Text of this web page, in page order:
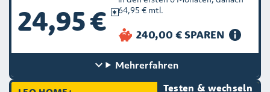
Testen & wechseln
24,95 €
64,95 € mtl.
Mehrerfahren